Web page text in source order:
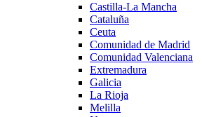
Castilla-La Mancha
Cataluña
Ceuta
Comunidad de Madrid
Comunidad Valenciana
Extremadura
Galicia
La Rioja
Melilla